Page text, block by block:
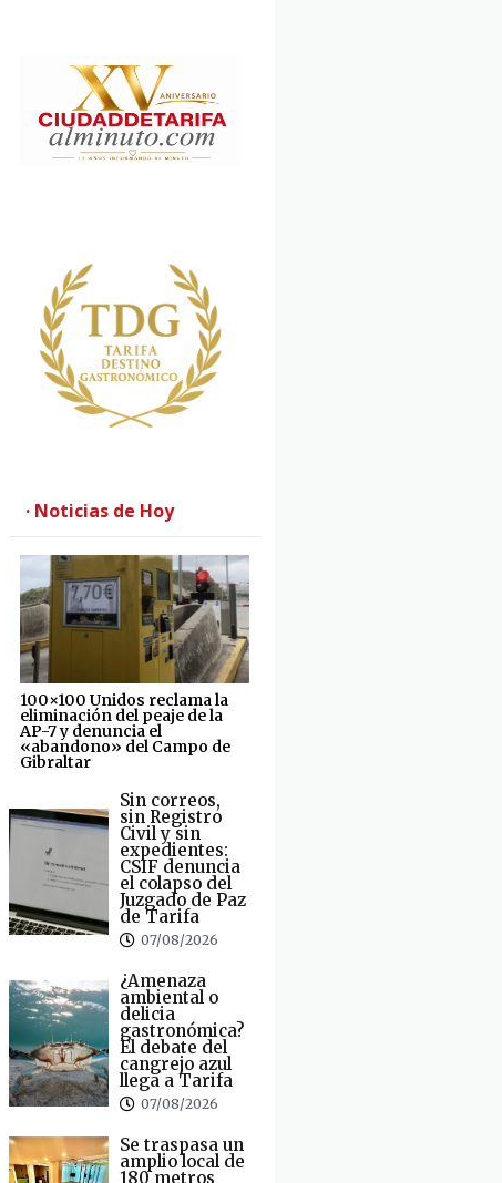
· Noticias de Hoy
100×100 Unidos reclama la
eliminación del peaje de la
AP-7 y denuncia el
«abandono» del Campo de
Gibraltar
Sin correos,
sin Registro
Civil y sin
expedientes:
CSIF denuncia
el colapso del
Juzgado de Paz
de Tarifa
07/08/2026
¿Amenaza
ambiental o
delicia
gastronómica?
El debate del
cangrejo azul
llega a Tarifa
07/08/2026
Se traspasa un
amplio local de
180 metros